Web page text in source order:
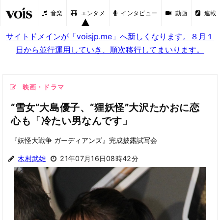
音楽 エンタメ インタビュー 動画 連載
サイトドメインが「voisjp.me」へ新しくなります。８月１
日から並行運用していき、順次移行してまいります。
映画・ドラマ
“雪女”大島優子、“狸妖怪”大沢たかおに恋
心も「冷たい男なんです」
『妖怪大戦争 ガーディアンズ』完成披露試写会
木村武雄 21年07月16日08時42分